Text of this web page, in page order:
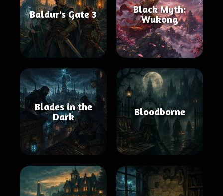
Baldur's Gate 3
Black Myth:
Wukong
Blades in the
Dark
Bloodborne